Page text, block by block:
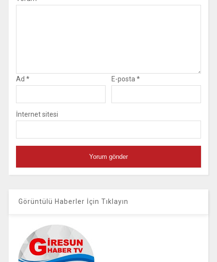
Ad * E-posta *
İnternet sitesi
Görüntülü Haberler İçin Tıklayın